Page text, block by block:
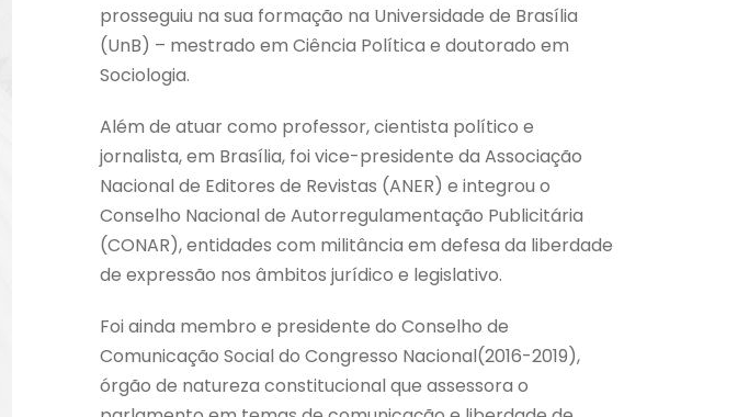
prosseguiu na sua formação na Universidade de Brasília
(UnB) – mestrado em Ciência Política e doutorado em
Sociologia.
Além de atuar como professor, cientista político e
jornalista, em Brasília, foi vice-presidente da Associação
Nacional de Editores de Revistas (ANER) e integrou o
Conselho Nacional de Autorregulamentação Publicitária
(CONAR), entidades com militância em defesa da liberdade
de expressão nos âmbitos jurídico e legislativo.
Foi ainda membro e presidente do Conselho de
Comunicação Social do Congresso Nacional(2016-2019),
órgão de natureza constitucional que assessora o